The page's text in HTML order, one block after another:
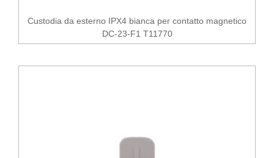
Custodia da esterno IPX4 bianca per contatto magnetico
DC-23-F1 T11770